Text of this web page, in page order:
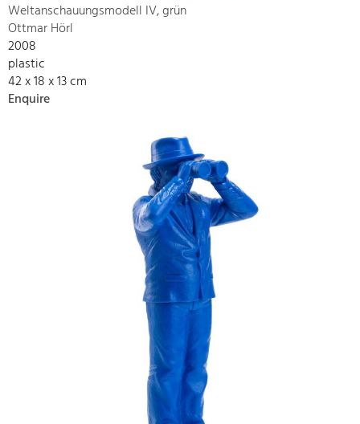
Weltanschauungsmodell IV, grün
Ottmar Hörl
2008
plastic
42 x 18 x 13 cm
Enquire